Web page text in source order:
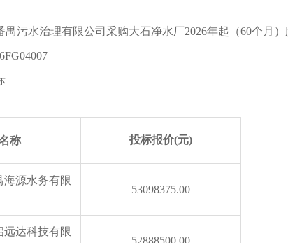
禺污水治理有限公司采购大石净水厂2026年起（60个月
称 投标报价(元)
海源水务有限
53098375.00
远达科技有限
52888500.00